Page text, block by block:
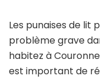
Les punaises de lit
problème grave
habitez à
est important de